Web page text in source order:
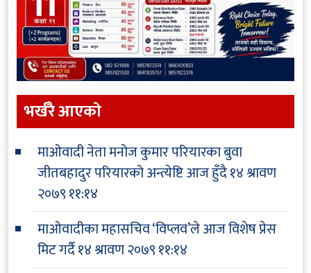
भर्खरै आएकाे
माओवादी नेता मनोज कुमार परियारका बुवा
जीतबहादुर परियारको अन्त्येष्टि आज हुँदै१४ श्रावण
२०७९ ११:१४
माओवादीका महासचिव ‘विप्लव’ले आज विशेष प्रेस
मिट गर्दै१४ श्रावण २०७९ ११:१४